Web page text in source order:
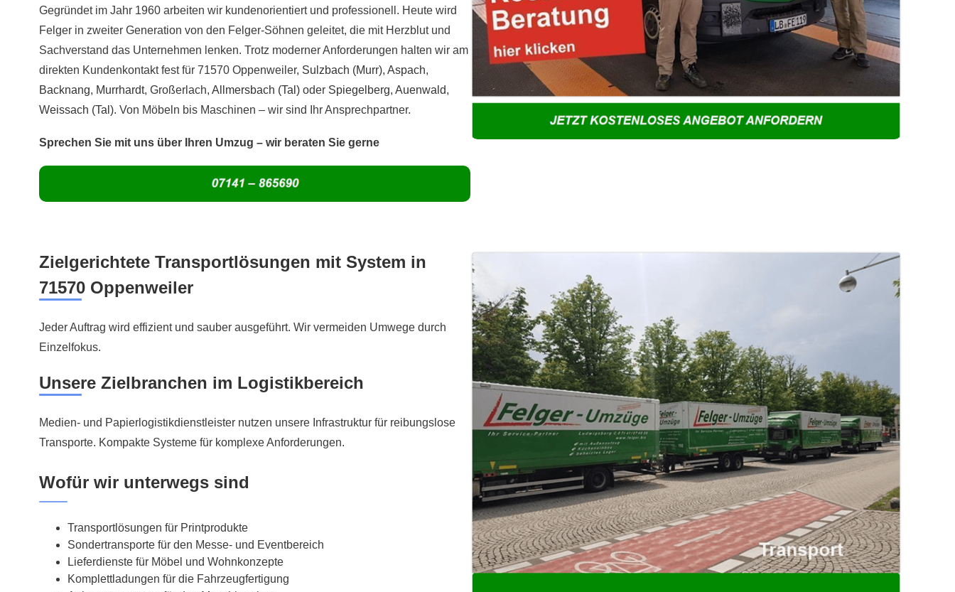
Gegründet im Jahr 1960 arbeiten wir kundenorientiert und professionell. Heute wird
Felger in zweiter Generation von den Felger-Söhnen geleitet, die mit Herzblut und
Sachverstand das Unternehmen lenken. Trotz moderner Anforderungen halten wir am
direkten Kundenkontakt fest für 71570 Oppenweiler, Sulzbach (Murr), Aspach,
Backnang, Murrhardt, Großerlach, Allmersbach (Tal) oder Spiegelberg, Auenwald,
Weissach (Tal). Von Möbeln bis Maschinen – wir sind Ihr Ansprechpartner.
Sprechen Sie mit uns über Ihren Umzug – wir beraten Sie gerne
Zielgerichtete Transportlösungen mit System in
71570 Oppenweiler
Jeder Auftrag wird effizient und sauber ausgeführt. Wir vermeiden Umwege durch
Einzelfokus.
Unsere Zielbranchen im Logistikbereich
Medien- und Papierlogistikdienstleister nutzen unsere Infrastruktur für reibungslose
Transporte. Kompakte Systeme für komplexe Anforderungen.
Wofür wir unterwegs sind
Transportlösungen für Printprodukte
Sondertransporte für den Messe- und Eventbereich
Lieferdienste für Möbel und Wohnkonzepte
Komplettladungen für die Fahrzeugfertigung